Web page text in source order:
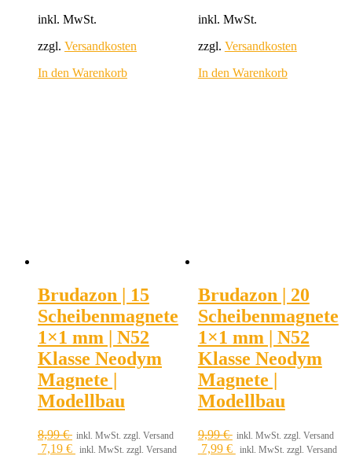
inkl. MwSt.
zzgl. Versandkosten
In den Warenkorb
inkl. MwSt.
zzgl. Versandkosten
In den Warenkorb
Brudazon | 15
Scheibenmagnete
1×1 mm | N52
Klasse Neodym
Magnete |
Modellbau
8,99€ inkl. MwSt. zzgl. Versand
7,19 € inkl. MwSt. zzgl. Versand
Brudazon | 20
Scheibenmagnete
1×1 mm | N52
Klasse Neodym
Magnete |
Modellbau
9,99€ inkl. MwSt. zzgl. Versand
7,99 € inkl. MwSt. zzgl. Versand